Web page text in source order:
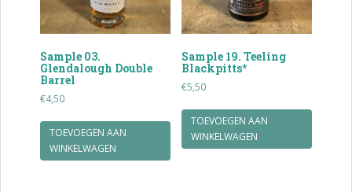
Sample 03.
Glendalough Double
Barrel
€4,50
TOEVOEGEN AAN
WINKELWAGEN
Sample 19. Teeling
Blackpitts*
€5,50
TOEVOEGEN AAN
WINKELWAGEN